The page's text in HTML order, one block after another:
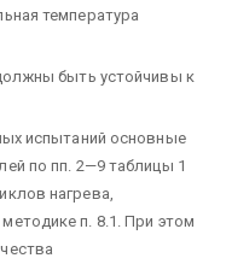
температура
быть устойчивы к
испытаний основные
по пп. 2—9 таблицы 1
нагрева,
п. 8.1. При этом